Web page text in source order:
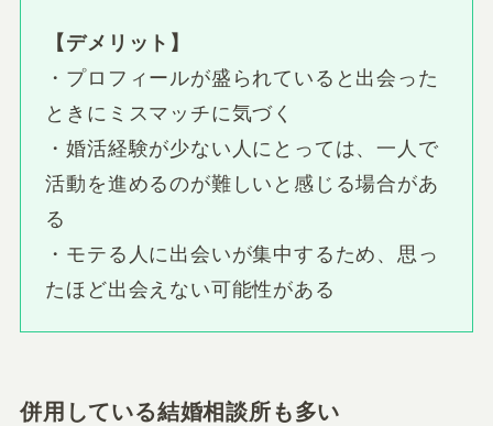
【デメリット】
・プロフィールが盛られていると出会った
ときにミスマッチに気づく
・婚活経験が少ない人にとっては、一人で
活動を進めるのが難しいと感じる場合があ
る
・モテる人に出会いが集中するため、思っ
たほど出会えない可能性がある
併用している結婚相談所も多い